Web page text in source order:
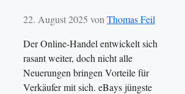
22. August 2025 von Thomas Feil
Der Online-Handel entwickelt sich
rasant weiter, doch nicht alle
Neuerungen bringen Vorteile für
Verkäufer mit sich. eBays jüngste